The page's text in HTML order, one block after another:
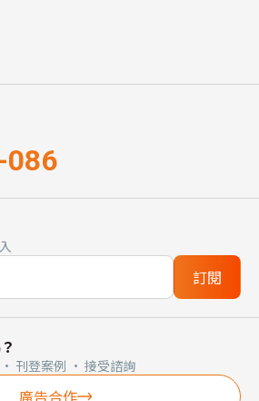
086
訂閱
刊登案例 · 接受諮詢
廣告合作